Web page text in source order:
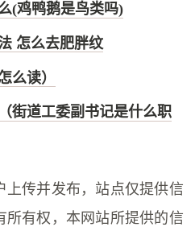
(鸡鸭鹅是鸟类吗)
怎么去肥胖纹
么读）
街道工委副书记是什么职
上传并发布，站点仅提供信
所有权，本网站所提供的信